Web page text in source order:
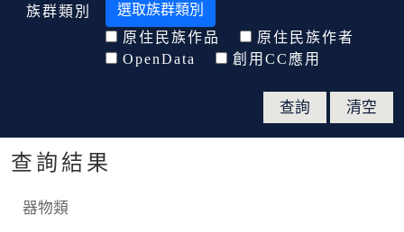
族群類別
選取族群類別
原住民族作品
原住民族作者
OpenData
創用CC應用
查詢結果
器物類